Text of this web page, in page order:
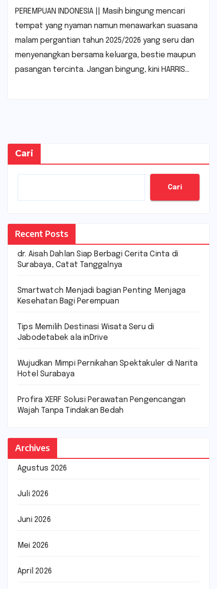
PEREMPUAN INDONESIA || Masih bingung mencari
tempat yang nyaman namun menawarkan suasana
malam pergantian tahun 2025/2026 yang seru dan
menyenangkan bersama keluarga, bestie maupun
pasangan tercinta. Jangan bingung, kini HARRIS…
Cari
Cari
Recent Posts
dr. Aisah Dahlan Siap Berbagi Cerita Cinta di
Surabaya, Catat Tanggalnya
Smartwatch Menjadi bagian Penting Menjaga
Kesehatan Bagi Perempuan
Tips Memilih Destinasi Wisata Seru di
Jabodetabek ala inDrive
Wujudkan Mimpi Pernikahan Spektakuler di Narita
Hotel Surabaya
Profira XERF Solusi Perawatan Pengencangan
Wajah Tanpa Tindakan Bedah
Archives
Agustus 2026
Juli 2026
Juni 2026
Mei 2026
April 2026